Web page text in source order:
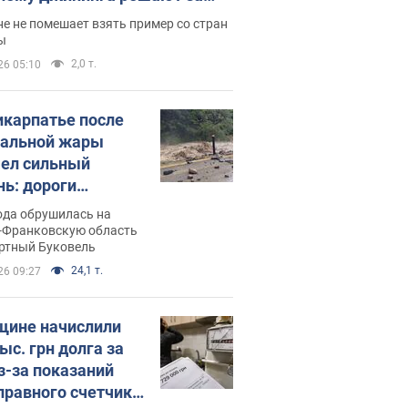
не помешает взять пример со стран
05:10 2,0 т.
после
жары
сильный
дороги
в реки.
обрушилась на
область
Буковель
09:27 24,1 т.
начислили
грн долга за
за показаний
счетчика: